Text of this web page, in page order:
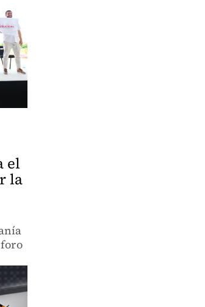
el
la